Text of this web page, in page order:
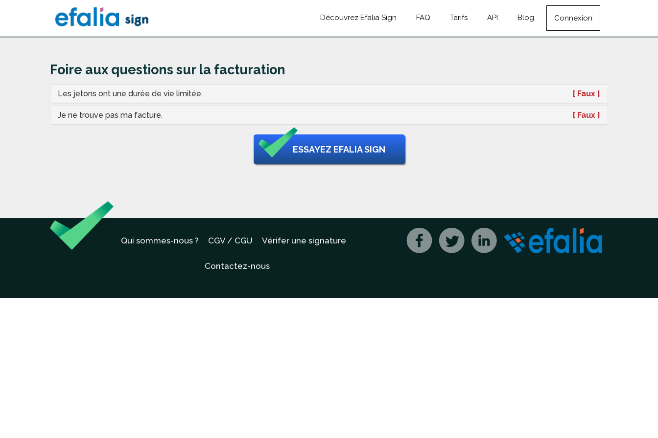
Découvrez Efalia Sign FAQ Tarifs API Blog Connexion
Foire aux questions sur la facturation
[ Faux ]
Les jetons ont une durée de vie limitée.
[ Faux ]
Je ne trouve pas ma facture.
ESSAYEZ EFALIA SIGN
Qui sommes-nous ? CGV / CGU Vérifer une signature
Contactez-nous